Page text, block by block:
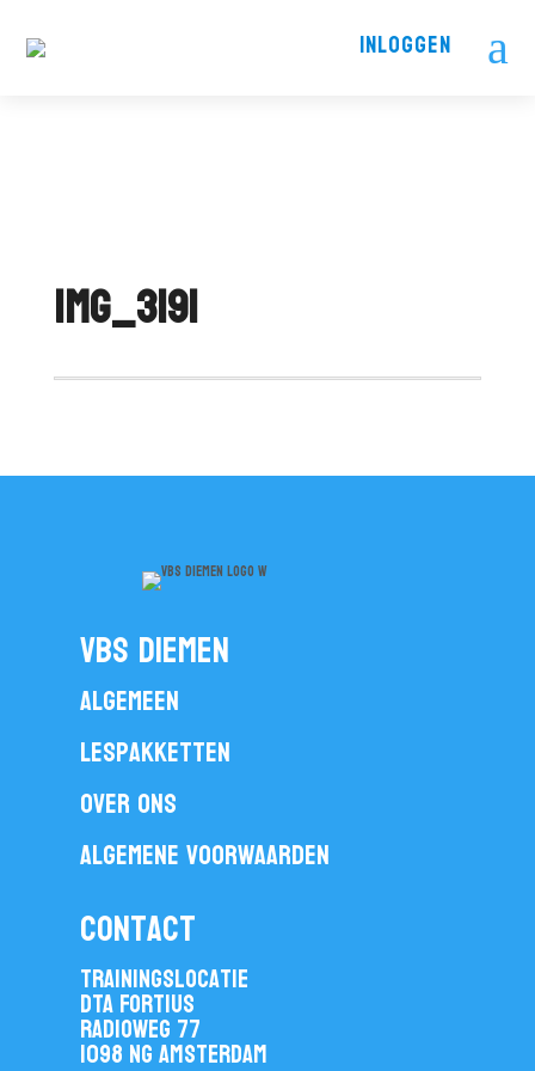
INLOGGEN a
IMG_3191
vbs diemen
Algemeen
Lespakketten
Over ons
Algemene voorwaarden
contact
Trainingslocatie
DTA Fortius
Radioweg 77
1098 NG Amsterdam